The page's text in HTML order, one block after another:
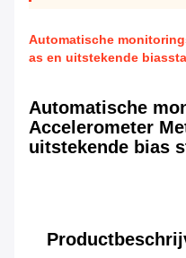
Automatische
as en uitstekende
Automatische
Accelerometer
uitstekende bias